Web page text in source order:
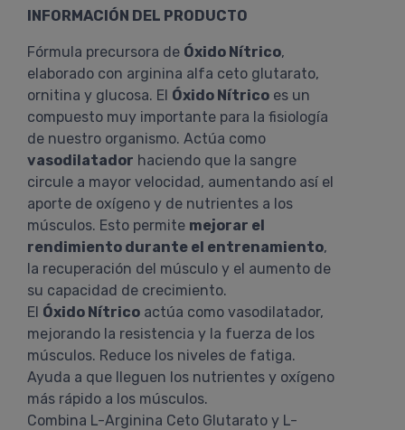
INFORMACIÓN DEL PRODUCTO
Fórmula precursora de Óxido Nítrico,
elaborado con arginina alfa ceto glutarato,
ornitina y glucosa. El Óxido Nítrico es un
compuesto muy importante para la fisiología
de nuestro organismo. Actúa como
vasodilatador haciendo que la sangre
circule a mayor velocidad, aumentando así el
aporte de oxígeno y de nutrientes a los
músculos. Esto permite mejorar el
rendimiento durante el entrenamiento,
la recuperación del músculo y el aumento de
su capacidad de crecimiento.
El Óxido Nítrico actúa como vasodilatador,
mejorando la resistencia y la fuerza de los
músculos. Reduce los niveles de fatiga.
Ayuda a que lleguen los nutrientes y oxígeno
más rápido a los músculos.
Combina L-Arginina Ceto Glutarato y L-